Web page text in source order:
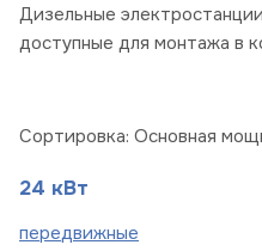
Дизельные
доступные для монтажа в
Сортировка: Основная
24 кВт
передвижные